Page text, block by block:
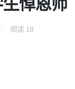
悼恩师
阅读 18